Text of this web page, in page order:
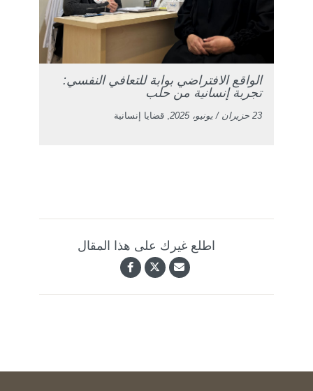
الواقع الافتراضي بوابة للتعافي النفسي:
تجربة إنسانية من حلب
23 حزيران / يونيو، 2025 , قضايا إنسانية
اطلع غيرك على هذا المقال